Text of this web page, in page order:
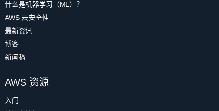
什么是机器学习（ML）？
AWS 云安全性
最新资讯
博客
新闻稿
AWS 资源
入门